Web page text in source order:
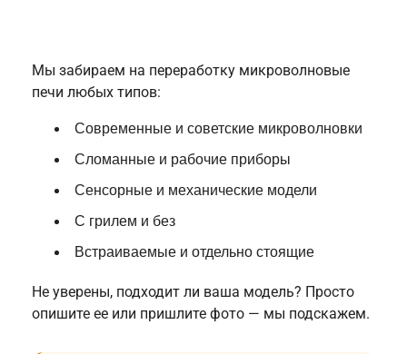
Мы забираем на переработку микроволновые
печи любых типов:
Современные и советские микроволновки
Сломанные и рабочие приборы
Сенсорные и механические модели
С грилем и без
Встраиваемые и отдельно стоящие
Не уверены, подходит ли ваша модель? Просто
опишите ее или пришлите фото — мы подскажем.